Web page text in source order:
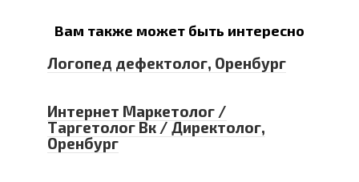
Вам также может быть интересно
Логопед дефектолог, Оренбург
Интернет Маркетолог /
Таргетолог Вк / Директолог,
Оренбург